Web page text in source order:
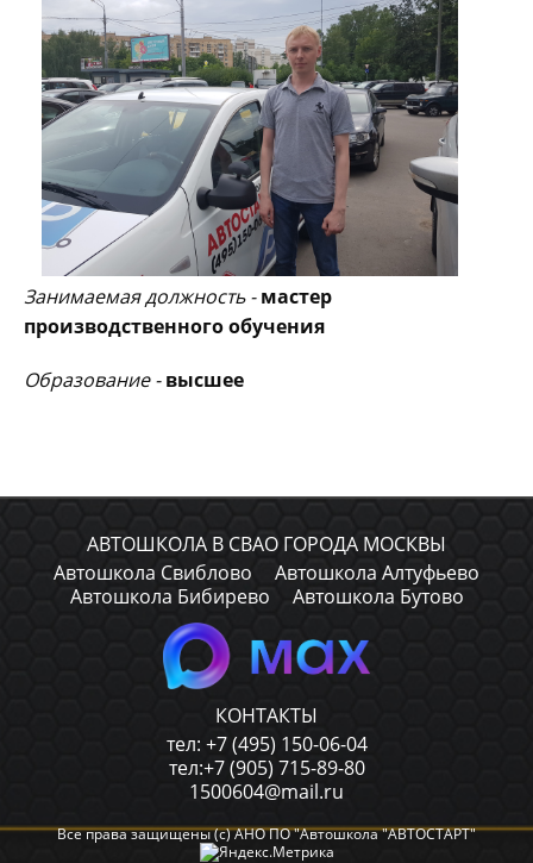
Занимаемая должность - мастер
производственного обучения
Образование -высшее
АВТОШКОЛА В СВАО ГОРОДА МОСКВЫ
Автошкола Свиблово
Автошкола Алтуфьево
Автошкола Бибирево
Автошкола Бутово
КОНТАКТЫ
тел: +7 (495) 150-06-04
тел:+7 (905) 715-89-80
1500604@mail.ru
Все права защищены (с) АНО ПО "Автошкола "АВТОСТАРТ"